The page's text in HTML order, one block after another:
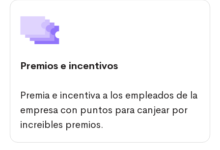
Premios e incentivos
Premia e incentiva a los empleados de la
empresa con puntos para canjear por
increibles premios.